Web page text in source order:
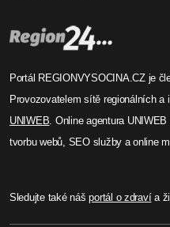
Portál REGIONVYSOCINA.CZ je
Provozovatelem sítě regionálních
UNIWEB . Online agentura
tvorbu webů, SEO služby a online
Sledujte také nášportál o zdravía